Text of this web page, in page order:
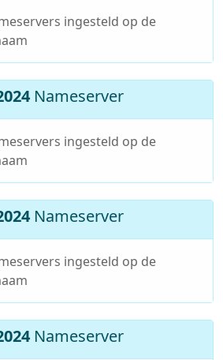
ingesteld op de
Nameserver
ingesteld op de
Nameserver
ingesteld op de
Nameserver